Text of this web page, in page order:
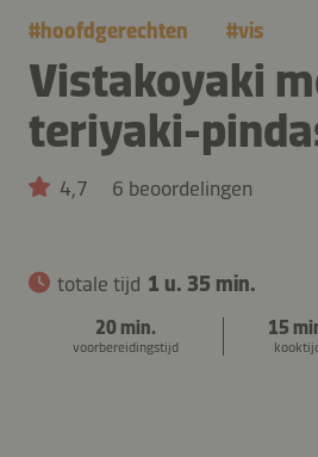
#hoofdgerechten #vis
Vistakoyaki
teriyaki-
4,7 6 beoordelingen
totale tijd 1 u. 35 min.
20 min.
voorbereidingstijd
15